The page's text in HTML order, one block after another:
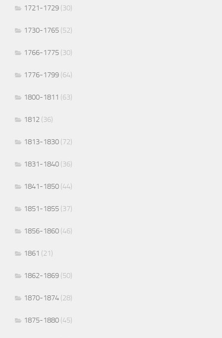
1721-1729 (30)
1730-1765 (52)
1766-1775 (30)
1776-1799 (64)
1800-1811 (63)
1812 (36)
1813-1830 (72)
1831-1840 (36)
1841-1850 (44)
1851-1855 (37)
1856-1860 (46)
1861 (21)
1862-1869 (50)
1870-1874 (28)
1875-1880 (45)